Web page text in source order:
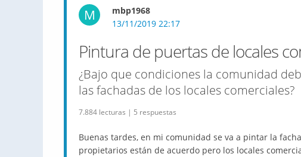
M
mbp1968
13/11/2019 22:17
Pintura de puertas de locales
¿Bajo que condiciones la comunidad
las fachadas de los locales comerciales?
7.884 lecturas | 5 respuestas
Buenas tardes, en mi comunidad se va a pintar la
propietarios están de acuerdo pero los locales